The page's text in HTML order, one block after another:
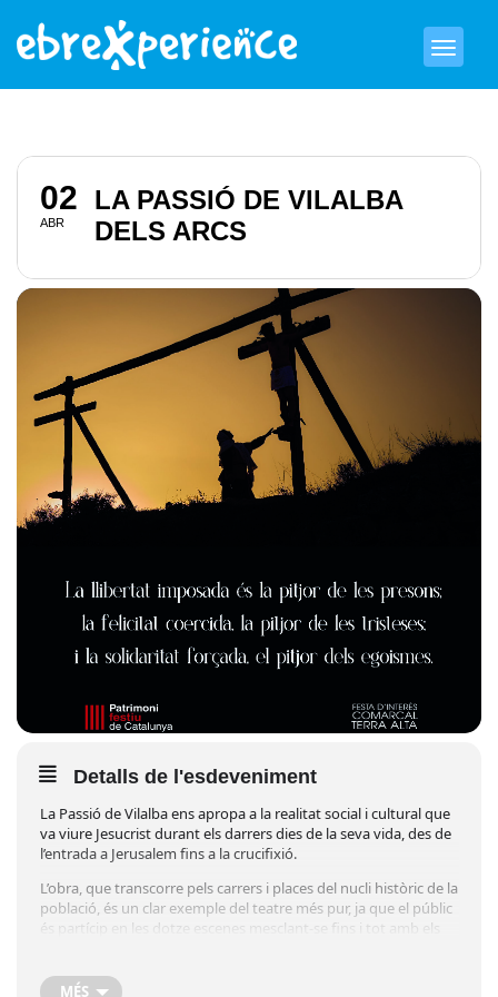
02
ABR
LA PASSIÓ DE VILALBA
DELS ARCS
Detalls de l'esdeveniment
La Passió de Vilalba ens apropa a la realitat social i cultural que
va viure Jesucrist durant els darrers dies de la seva vida, des de
l’entrada a Jerusalem fins a la crucifixió.
L’obra, que transcorre pels carrers i places del nucli històric de la
població, és un clar exemple del teatre més pur, ja que el públic
és partícip en les dotze escenes mesclant-se fins i tot amb els
Aquesta visió de la Passió de Jesús recull la vessant més social
MÉS